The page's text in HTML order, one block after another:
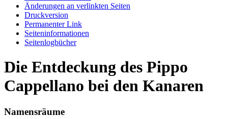
Änderungen an verlinkten Seiten
Druckversion
Permanenter Link
Seiten­informationen
Seitenlogbücher
Die Entdeckung des Pippo
Cappellano bei den Kanaren
Namensräume